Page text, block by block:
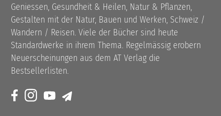
Geniessen, Gesundheit & Heilen, Natur & Pflanzen,
Gestalten mit der Natur, Bauen und Werken, Schweiz /
Wandern / Reisen. Viele der Bücher sind heute
Standardwerke in ihrem Thema. Regelmässig erobern
Neuerscheinungen aus dem AT Verlag die
Bestsellerlisten.